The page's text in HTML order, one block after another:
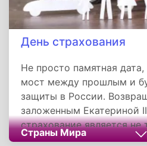
День страхования
Не просто памятная
мост между прошлым и
защиты в России.
заложенным Екатериной
страхование является не
коммерческим
Страны Мира